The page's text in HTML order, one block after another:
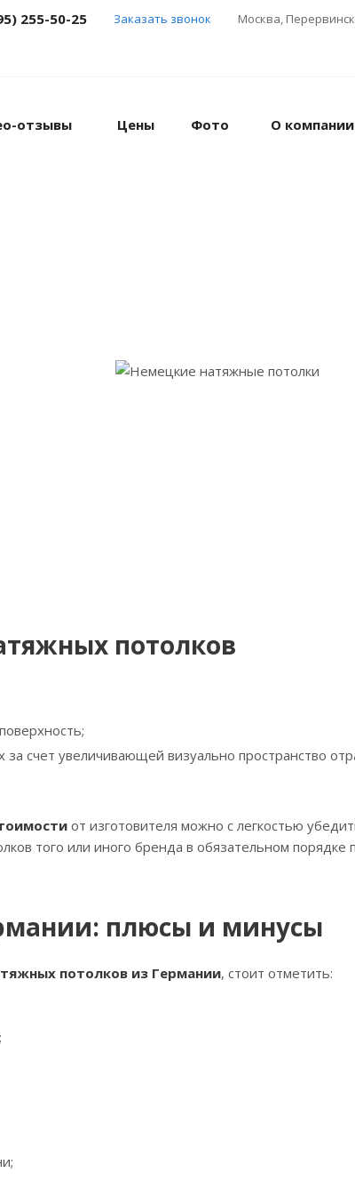
Москва,
255-50-25 Заказать звонок
отзывы Цены Фото О компании
потолков
счет увеличивающей визуально пространство
от изготовителя можно с легкостью
того или иного бренда в обязательном
плюсы и минусы
потолков из Германии, стоит отметить: